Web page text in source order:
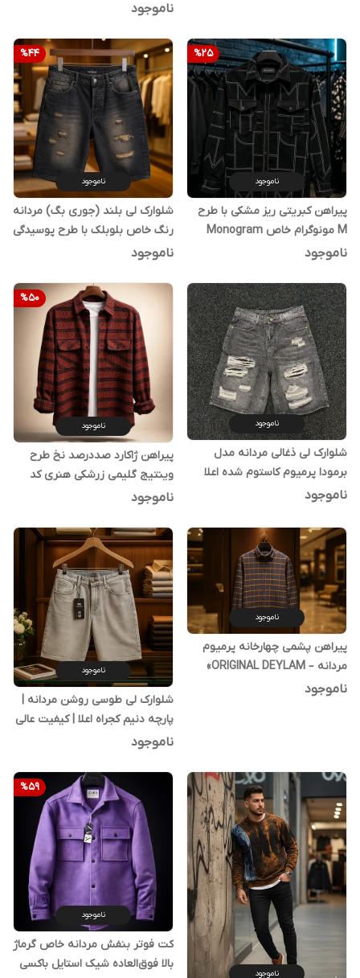
ناموجود
%25
ناموجود
پیراهن کبریتی ریز مشکی با طرح
M مونوگرام خاص Monogram
Pattern”
ناموجود
%44
ناموجود
شلوارک لی بلند (جوری بگ) مردانه
رنگ خاص بلوبلک با طرح پوسیدگی
و فید اسپرت – کالکشن اورجینال
ناموجود
ناموجود
شلوارک لی ذغالی مردانه مدل
برمودا پرمیوم کاستوم شده اعلا
ناموجود
%50
ناموجود
پیراهن ژاکارد صددرصد نخ طرح
وینتیج گلیمی زرشکی هنری کد
v54
ناموجود
ناموجود
پیراهن پشمی چهارخانه پرمیوم
مردانه – ORIGINAL DEYLAM»
کد۷
ناموجود
ناموجود
شلوارک لی طوسی روشن مردانه |
پارچه دنیم کجراه اعلا | کیفیت عالی
ناموجود
ناموجود
%59
ناموجود
کت فوتر بنفش مردانه خاص گرماژ
بالا فوق‌العاده شیک استایل باکسی